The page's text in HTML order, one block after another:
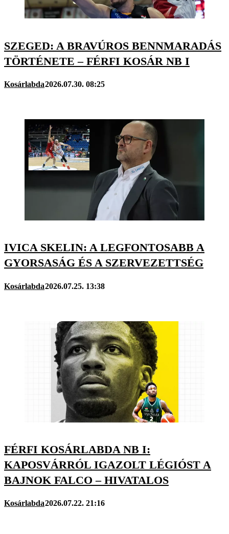
SZEGED: A BRAVÚROS BENNMARADÁS
TÖRTÉNETE – FÉRFI KOSÁR NB I
Kosárlabda2026.07.30. 08:25
IVICA SKELIN: A LEGFONTOSABB A
GYORSASÁG ÉS A SZERVEZETTSÉG
Kosárlabda2026.07.25. 13:38
FÉRFI KOSÁRLABDA NB I:
KAPOSVÁRRÓL IGAZOLT LÉGIÓST A
BAJNOK FALCO – HIVATALOS
Kosárlabda2026.07.22. 21:16